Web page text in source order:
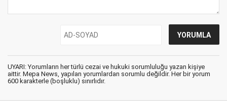
UYARI: Yorumların her türlü cezai ve hukuki sorumluluğu yazan kişiye
aittir. Mepa News, yapılan yorumlardan sorumlu değildir. Her bir yorum
600 karakterle (boşluklu) sınırlıdır.